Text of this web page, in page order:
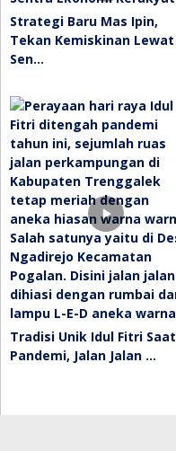
Strategi Baru Mas Ipin,
Tekan Kemiskinan Lewat
Sen…
Tradisi Unik Idul Fitri Saat
Pandemi, Jalan Jalan …